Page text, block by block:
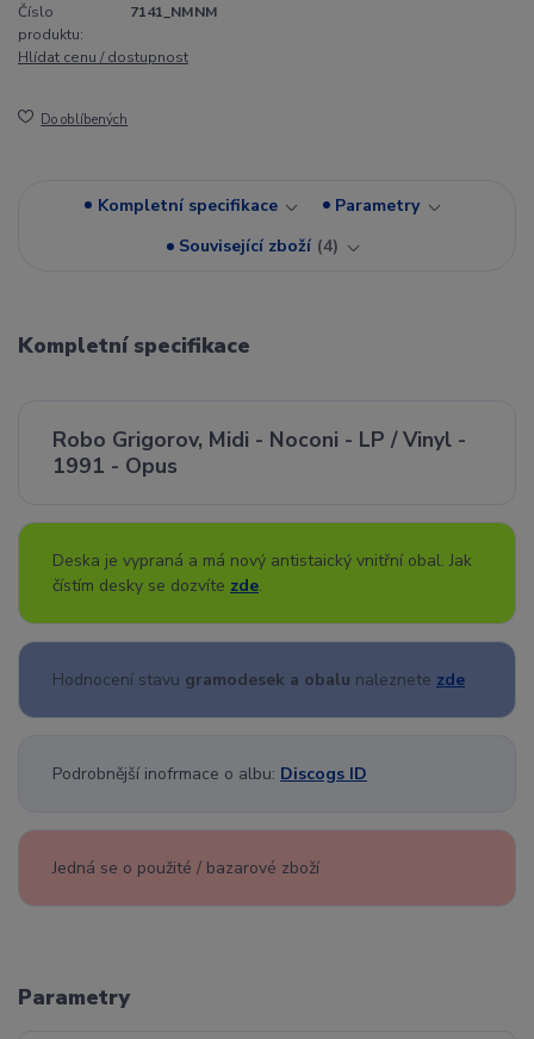
Číslo
produktu:
7141_NMNM
Hlídat cenu / dostupnost
Do oblíbených
Kompletní specifikace
Parametry
Související zboží 4
Kompletní specifikace
Robo Grigorov, Midi - Noconi - LP / Vinyl -
1991 - Opus
Deska je vypraná a má nový antistaický vnitřní obal. Jak
čístím desky se dozvíte zde.
Hodnocení stavu gramodesek a obalu naleznete zde
Podrobnější inofrmace o albu: Discogs ID
Jedná se o použité / bazarové zboží
Parametry